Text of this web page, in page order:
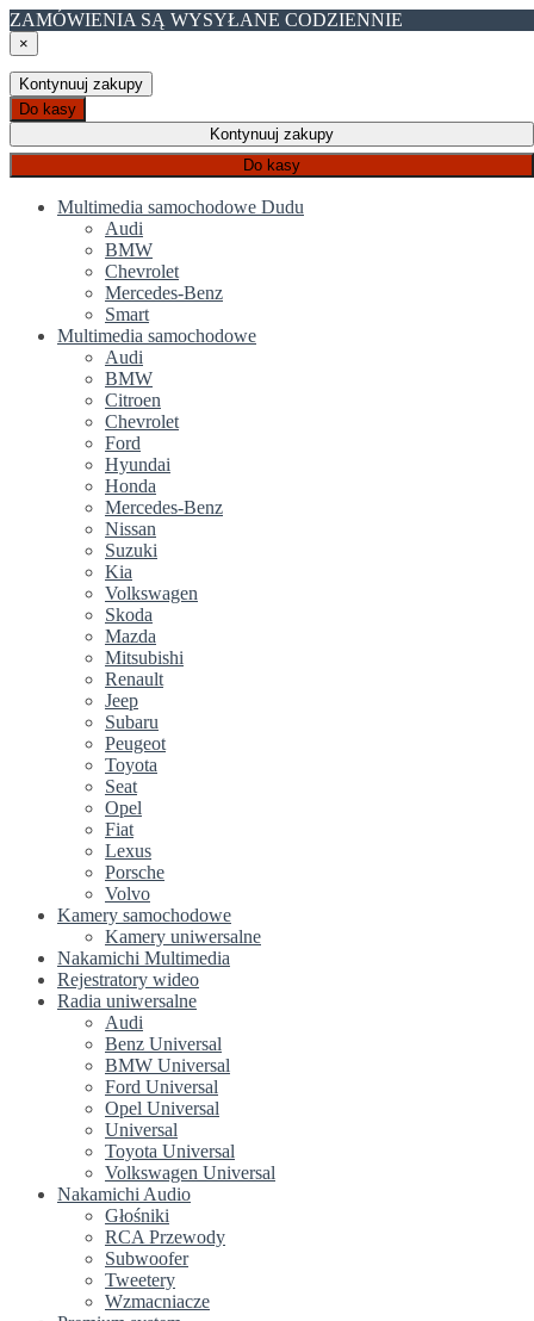
ZAMÓWIENIA SĄ WYSYŁANE CODZIENNIE
×
Kontynuuj zakupy
Do kasy
Kontynuuj zakupy
Do kasy
Multimedia samochodowe Dudu
Audi
BMW
Chevrolet
Mercedes-Benz
Smart
Multimedia samochodowe
Audi
BMW
Citroen
Chevrolet
Ford
Hyundai
Honda
Mercedes-Benz
Nissan
Suzuki
Kia
Volkswagen
Skoda
Mazda
Mitsubishi
Renault
Jeep
Subaru
Peugeot
Toyota
Seat
Opel
Fiat
Lexus
Porsche
Volvo
Kamery samochodowe
Kamery uniwersalne
Nakamichi Multimedia
Rejestratory wideo
Radia uniwersalne
Audi
Benz Universal
BMW Universal
Ford Universal
Opel Universal
Universal
Toyota Universal
Volkswagen Universal
Nakamichi Audio
Głośniki
RCA Przewody
Subwoofer
Tweetery
Wzmacniacze